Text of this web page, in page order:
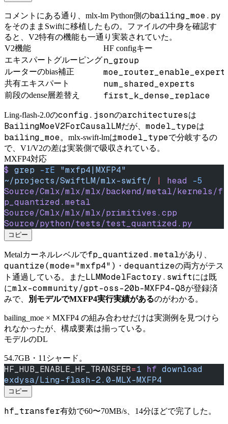
コメントにある通り、mlx-lm Python側のbailing_moe.py
をそのままSwiftに移植したもの。ファイルの中身を確認す
ると、V2特有の機能も一通り実装されていた。
V2機能
HF configキー
エキスパートグルーピングn_group
ルーターのbias補正
共有エキスパート num_shared_experts
前段のdense層差替え first_k_dense_replace
Ling-flash-2.0のconfig.jsonのarchitecturesは
BailingMoeV2ForCausalLMだが、 model_typeは
bailing_moe。mlx-swift-lmはmodel_typeで分岐するの
で、V1/V2の差は実装側で吸収されている。
MXFP4対応
$ grep -rE "mxfp4|MXFP4"
~/projects/SwiftLM/mlx-swift/ | head -5
Source/Cmlx/mlx/mlx/backend/metal/kernels/f
p_quantized.metal
Source/Cmlx/mlx/mlx/primitives.cpp
Source/python/tests/test_quantized.py
コピー
Metalカーネルレベルでfp_quantized.metalがあり、
quantize(mode="mxfp4") ・ dequantizeの両方がテス
ト通過している。またLLMModelFactory.swiftには既
にmlx-community/gpt-oss-20b-MXFP4-Q8が登録済
みで、
別モデルでMXFP4実行実績があるのがわかる。
bailing_moe × MXFP4 の組み合わせだけは実測例を見つけら
れなかったが、構成要素は揃っている。
モデルのDL
54.7GB・11シャード。
HF_HUB_ENABLE_HF_TRANSFER=1 hf download
exdysa/Ling-flash-2.0-MLX-MXFP4
コピー
hf_transfer有効で60〜70MB/s、14分ほどで完了した。